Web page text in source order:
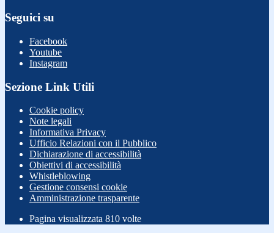
Seguici su
Facebook
Youtube
Instagram
Sezione Link Utili
Cookie policy
Note legali
Informativa Privacy
Ufficio Relazioni con il Pubblico
Dichiarazione di accessibilità
Obiettivi di accessibilità
Whistleblowing
Gestione consensi cookie
Amministrazione trasparente
Pagina visualizzata 810 volte